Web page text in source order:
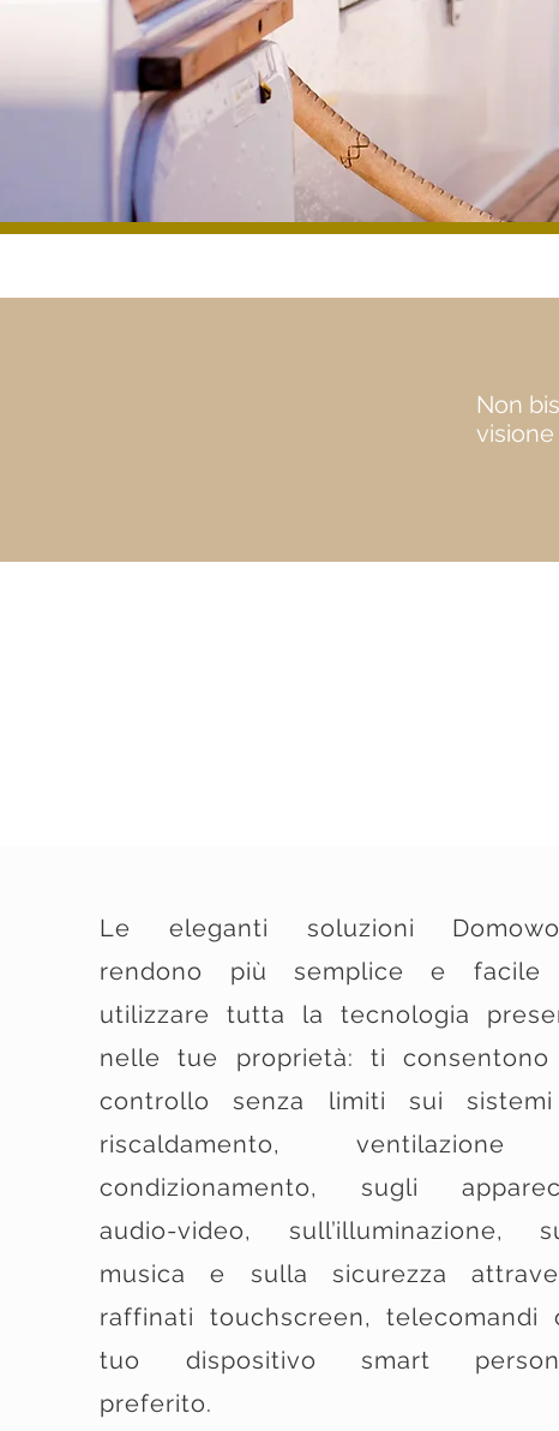
Non
Le eleganti soluzioni
rendono più semplice e facile
utilizzare tutta la tecnologia
nelle tue proprietà: ti consentono
controllo senza limiti sui
riscaldamento,
condizionamento, sugli
audio-video, sull’illuminazione,
musica e sulla sicurezza
raffinati touchscreen, telecomandi
tuo dispositivo smart
preferito.